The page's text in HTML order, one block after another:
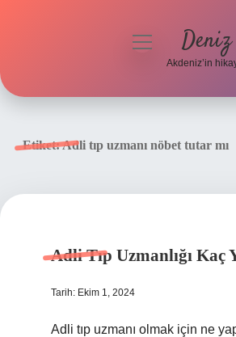
menüyü
Akdeniz’in
Etiket:Adli tıp uzmanı nöbet tutar mı
Adli Tıp Uzmanlığı Kaç
Tarih: Ekim 1, 2024
Adli tıp uzmanı olmak için ne